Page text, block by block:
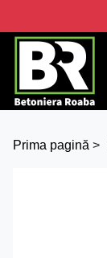
Prima pagină >